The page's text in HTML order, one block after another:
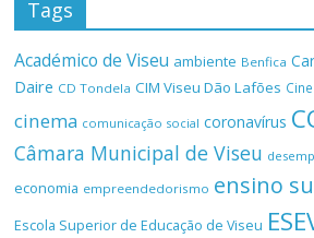
Tags
Académico de Viseu ambiente Benfica
Daire CD Tondela CIM Viseu Dão Lafões
cinema comunicação social coronavírus
Câmara Municipal de Viseu
economia empreendedorismo ensino
Escola Superior de Educação de Viseu